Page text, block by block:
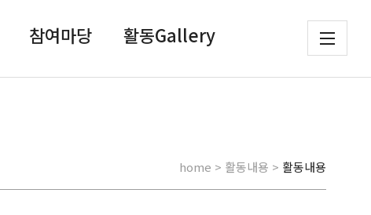
참여마당 활동Gallery
home > 활동내용 > 활동내용